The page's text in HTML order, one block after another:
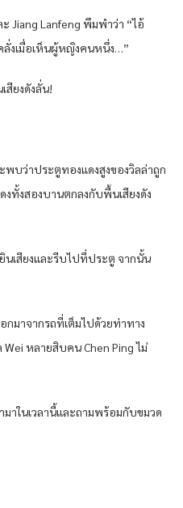
ะ Jiang Lanfeng พึมพำว่า “ไอ้
ลั่งเมื่อเห็นผู้หญิงคนหนึ่ง…”
สียงดังลั่น!
พบว่าประตูทองแดงสูงของวิลล่าถูก
งทั้งสองบานตกลงกับพื้นเสียงดัง
นเสียงและรีบไปที่ประตู จากนั้น
กมาจากรถที่เต็มไปด้วยท่าทาง
หลายสิบคน Chen Ping ไม่
มาในเวลานี้และถามพร้อมกับขมวด